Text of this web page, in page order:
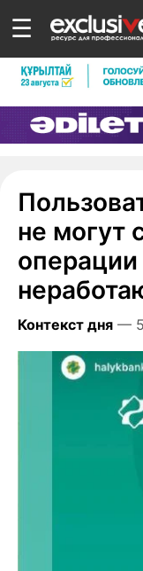
☰
не могут
операции
Контекст дня — 5